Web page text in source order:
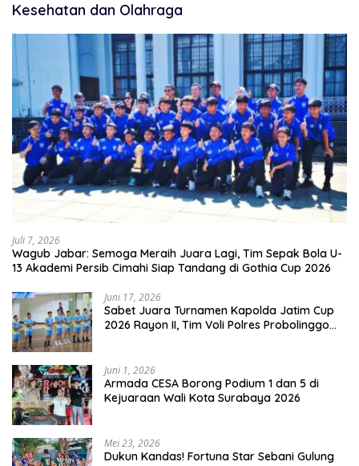
Kesehatan dan Olahraga
Juli 7, 2026
Wagub Jabar: Semoga Meraih Juara Lagi, Tim Sepak Bola U-
13 Akademi Persib Cimahi Siap Tandang di Gothia Cup 2026
Juni 17, 2026
Sabet Juara Turnamen Kapolda Jatim Cup
2026 Rayon II, Tim Voli Polres Probolinggo
Juni 1, 2026
Armada CESA Borong Podium 1 dan 5 di
Kejuaraan Wali Kota Surabaya 2026
Mei 23, 2026
Dukun Kandas! Fortuna Star Sebani Gulung